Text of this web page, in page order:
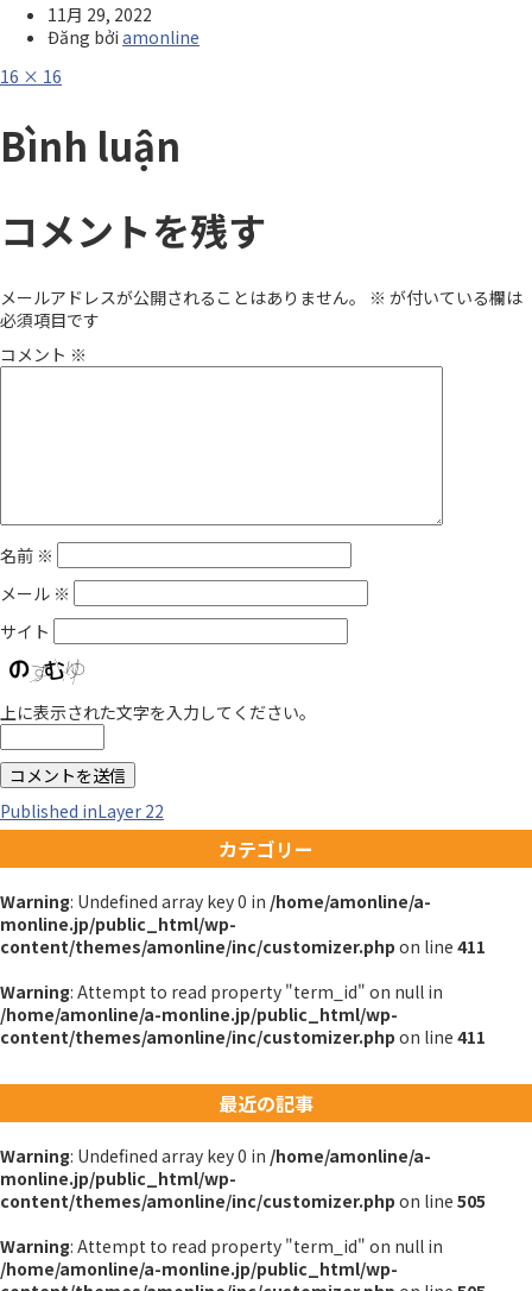
11月 29, 2022
Đăng bởi amonline
Full
16 × 16
Bình luận
コメントを残す
メールアドレスが公開されることはありません。 ※ が付いている欄は
必須項目です
コメント ※
名前 ※
メール ※
サイト
上に表示された文字を入力してください。
投
稿
ナ
ビ
ゲ
ー
シ
ョ
ン
Published inLayer 22
カテゴリー
Warning: Undefined array key 0 in /home/amonline/a-
monline.jp/public_html/wp-
content/themes/amonline/inc/customizer.php on line 411
Warning: Attempt to read property "term_id" on null in
/home/amonline/a-monline.jp/public_html/wp-
content/themes/amonline/inc/customizer.php on line 411
最近の記事
Warning: Undefined array key 0 in /home/amonline/a-
monline.jp/public_html/wp-
content/themes/amonline/inc/customizer.php on line 505
Warning: Attempt to read property "term_id" on null in
/home/amonline/a-monline.jp/public_html/wp-